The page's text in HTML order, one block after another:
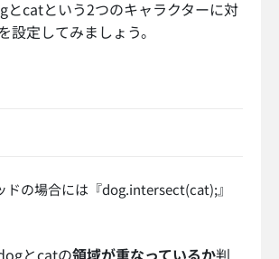
とcatという2つのキャラクターに対
設定してみましょう。
の場合には『dog.intersect(cat);』
とcatの領域が重なっているか判